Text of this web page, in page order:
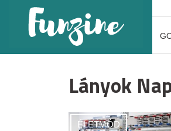
Lányok
ÉLETMÓD